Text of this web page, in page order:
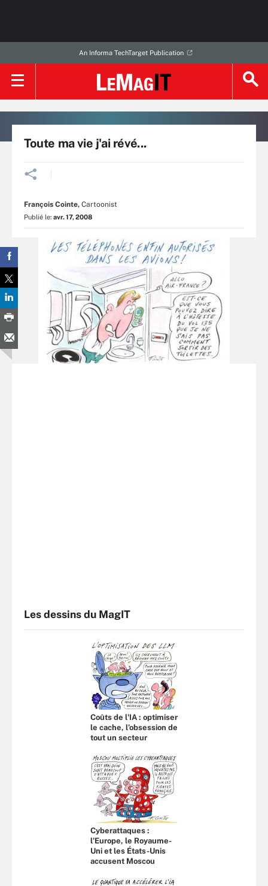
An Informa TechTarget Publication
Toute ma vie j'ai révé...
François Cointe, Cartoonist
Publié le: avr. 17, 2008
Les dessins du MagIT
Coûts de l'IA : optimiser
le cache, l’obsession de
tout un secteur
Cyberattaques :
l’Europe, le Royaume-
Uni et les États-Unis
accusent Moscou